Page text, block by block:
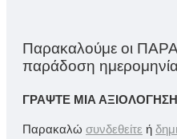
Παρακαλούμε οι
παράδοση
ΓΡΆΨΤΕ ΜΙΑ ΑΞΙΟΛΌΓΗΣΗ
Παρακαλώ συνδεθείτε ή